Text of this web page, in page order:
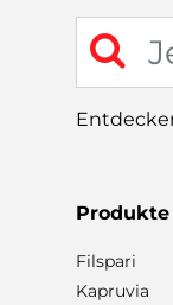
Produkte
Filspari
Kapruvia